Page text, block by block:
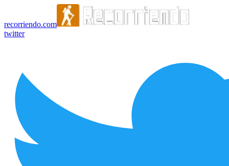
recorriendo.com
twitter